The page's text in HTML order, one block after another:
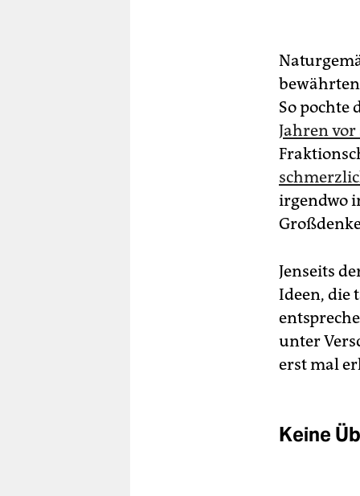
bewährten
So pochte
Jahren
irgendwo
Jenseits
Ideen, die
unter
erst mal
Keine